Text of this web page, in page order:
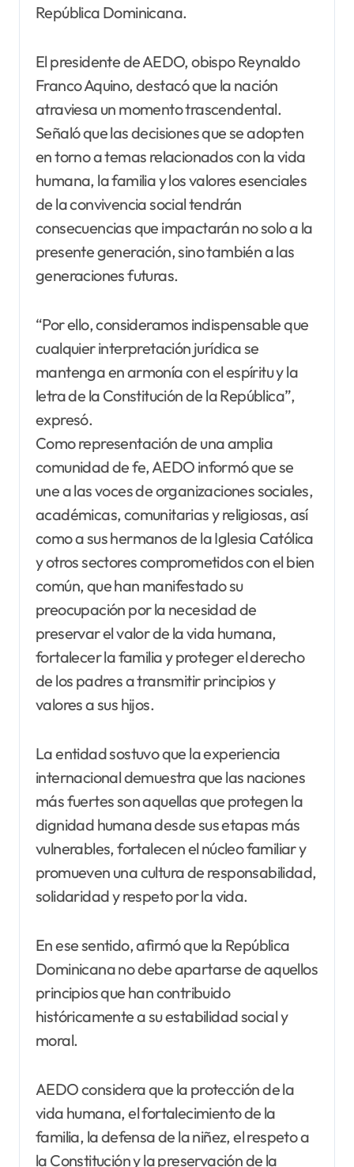
República Dominicana.
El presidente de AEDO, obispo Reynaldo
Franco Aquino, destacó que la nación
atraviesa un momento trascendental.
Señaló que las decisiones que se adopten
en torno a temas relacionados con la vida
humana, la familia y los valores esenciales
de la convivencia social tendrán
consecuencias que impactarán no solo a la
presente generación, sino también a las
generaciones futuras.
“Por ello, consideramos indispensable que
cualquier interpretación jurídica se
mantenga en armonía con el espíritu y la
letra de la Constitución de la República”,
expresó.
Como representación de una amplia
comunidad de fe, AEDO informó que se
une a las voces de organizaciones sociales,
académicas, comunitarias y religiosas, así
como a sus hermanos de la Iglesia Católica
y otros sectores comprometidos con el bien
común, que han manifestado su
preocupación por la necesidad de
preservar el valor de la vida humana,
fortalecer la familia y proteger el derecho
de los padres a transmitir principios y
valores a sus hijos.
La entidad sostuvo que la experiencia
internacional demuestra que las naciones
más fuertes son aquellas que protegen la
dignidad humana desde sus etapas más
vulnerables, fortalecen el núcleo familiar y
promueven una cultura de responsabilidad,
solidaridad y respeto por la vida.
En ese sentido, afirmó que la República
Dominicana no debe apartarse de aquellos
principios que han contribuido
históricamente a su estabilidad social y
moral.
AEDO considera que la protección de la
vida humana, el fortalecimiento de la
familia, la defensa de la niñez, el respeto a
la Constitución y la preservación de la